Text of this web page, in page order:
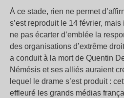
À ce stade, rien ne permet
s’est reproduit le 14 février,
ne pas écarter d’emblée la
des organisations d’extrême
a conduit à la mort de Quentin
Némésis et ses alliés auraient
lequel le drame s’est produit :
effleuré les grands médias